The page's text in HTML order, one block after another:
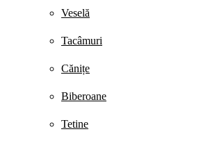
Veselă
Tacâmuri
Cănițe
Biberoane
Tetine